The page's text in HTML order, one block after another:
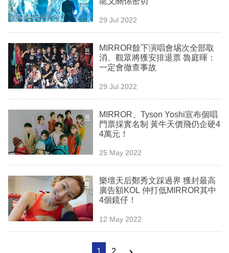
29 Jul 2022
MIRROR餘下演唱會埸次全部取
消、觀眾將獲安排退票 魯庭暉：
一定會徹查事故
29 Jul 2022
MIRROR、Tyson Yoshi宣布個唱
門票採實名制 黃牛天價飛仍企硬4
4萬元！
25 May 2022
樂壇天后鄭秀文踩過界 獲封最高
廣告額KOL 仲打低MIRROR其中
4個鏡仔！
12 May 2022